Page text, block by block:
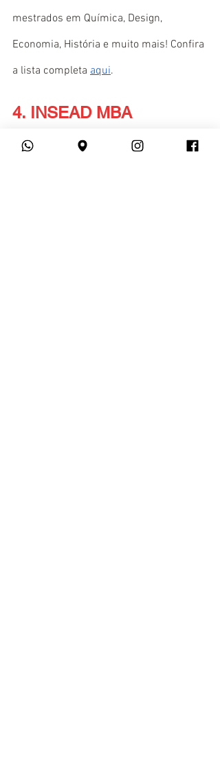
mestrados em Química, Design,
Economia, História e muito mais! Confira
a lista completa aqui.
4. INSEAD MBA
Institut Européen d'Administration des